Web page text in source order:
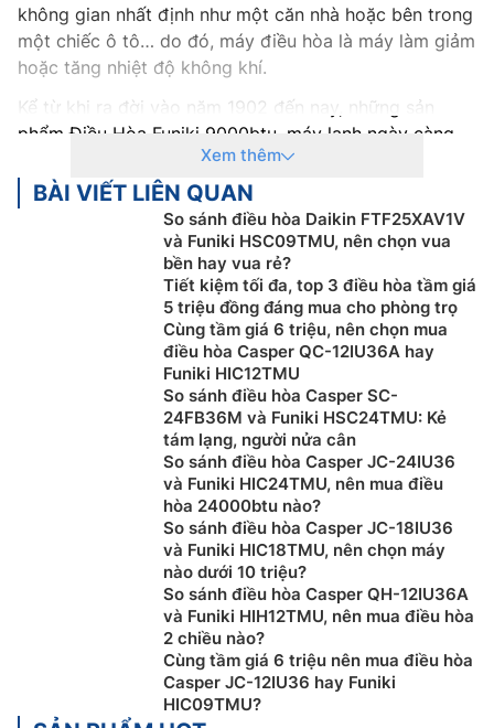
không gian nhất định như một căn nhà hoặc bên trong
một chiếc ô tô… do đó, máy điều hòa là máy làm giảm
hoặc tăng nhiệt độ không khí.
Kể từ khi ra đời vào năm 1902 đến nay, những sản
phẩm Điều Hòa Funiki 9000btu, máy lạnh ngày càng
trở nên nhỏ gọn, có hiệu suất hoạt động cao hơn,
nhiều tính năng, chế độ thông minh cũng như thân
thiện với môi trường hơn. Ngày nay, điều hòa, máy
lạnh được sử dụng trong nhiều lĩnh vực khác nhau,
không chỉ trong đời sống thường ngày mà còn trong
sản xuất, y tế, kiến trúc, xây dựng, thương mại, giải
Hướng dẫn chọn điều hòa, máy lạnh phù
hợp với nhu cầu sử dụng
Xem thêm
BÀI VIẾT LIÊN QUAN
So sánh điều hòa Daikin FTF25XAV1V
và Funiki HSC09TMU, nên chọn vua
bền hay vua rẻ?
Tiết kiệm tối đa, top 3 điều hòa tầm giá
5 triệu đồng đáng mua cho phòng trọ
Cùng tầm giá 6 triệu, nên chọn mua
điều hòa Casper QC-12IU36A hay
Funiki HIC12TMU
So sánh điều hòa Casper SC-
24FB36M và Funiki HSC24TMU: Kẻ
tám lạng, người nửa cân
So sánh điều hòa Casper JC-24IU36
và Funiki HIC24TMU, nên mua điều
hòa 24000btu nào?
So sánh điều hòa Casper JC-18IU36
và Funiki HIC18TMU, nên chọn máy
nào dưới 10 triệu?
So sánh điều hòa Casper QH-12IU36A
và Funiki HIH12TMU, nên mua điều hòa
2 chiều nào?
Cùng tầm giá 6 triệu nên mua điều hòa
Casper JC-12IU36 hay Funiki
HIC09TMU?